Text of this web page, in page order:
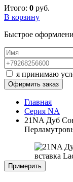
Итого: 0 руб.
В корзину
Быстрое
я принимаю
Офирмить заказ
Главная
Серия NA
21NA Дуб
Примерить